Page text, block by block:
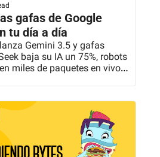
gafas de Google
tu día a día
Gemini 3.5 y gafas
baja su IA un 75%, robots
miles de paquetes en vivo y